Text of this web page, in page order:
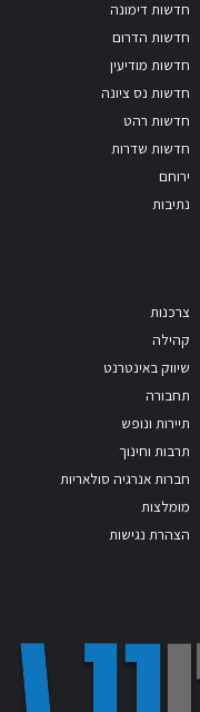
חדשות דימונה
חדשות הדרום
חדשות מודיעין
חדשות נס ציונה
חדשות רהט
חדשות שדרות
ירוחם
נתיבות
צרכנות
קהילה
שיווק באינטרנט
תחבורה
תיירות ונופש
תרבות וחינוך
חברות אנרגיה סולאריות
מומלצות
הצהרת נגישות